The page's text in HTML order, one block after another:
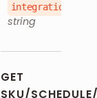
integration_id
string
GET
SKU/